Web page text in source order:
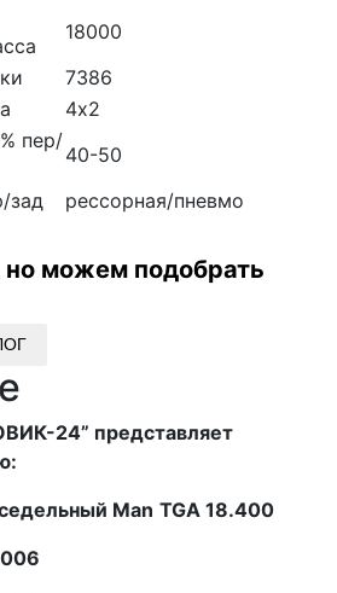
18000
7386
4х2
пер/
40-50
зад
рессорная/пневмо
можем подобрать
24” представляет
Man TGA 18.400